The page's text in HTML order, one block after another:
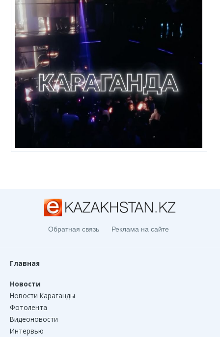
Обратная связь Реклама на сайте
Главная
Новости
Новости Караганды
Фотолента
Видеоновости
Интервью